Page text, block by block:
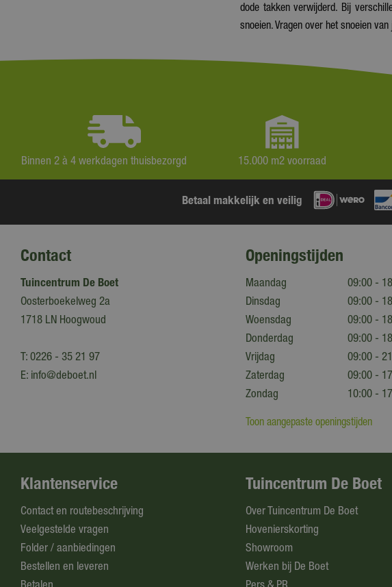
dode takken verwijderd. Bij
snoeien. Vragen over het snoeien
Binnen 2 à 4 werkdagen thuisbezorgd 15.000 m2 voorraad
Betaal makkelijk en veilig
Contact
Tuincentrum De Boet
Oosterboekelweg 2a
1718 LN Hoogwoud
T: 0226 - 35 21 97
E: info@deboet.nl
Openingstijden
Maandag
09:00 -
Dinsdag
09:00 -
Woensdag
09:00 -
Donderdag
09:00 -
Vrijdag
09:00 -
Zaterdag
09:00 -
Zondag
10:00 -
Toon aangepaste openingstijden
Klantenservice
Contact en routebeschrijving
Veelgestelde vragen
Folder / aanbiedingen
Bestellen en leveren
Tuincentrum De Boet
Over Tuincentrum De Boet
Hovenierskorting
Showroom
Werken bij De Boet